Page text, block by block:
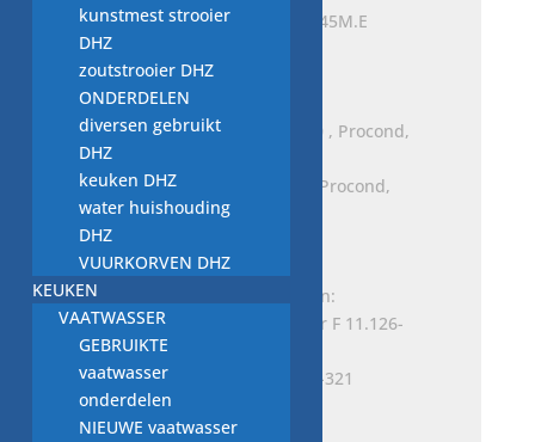
condensator INCO sintex 45M.E
€10,00
condensator 411342410 , Procond,
wasmachine onderdeel
condensator F 11.126-852-321
€10,00
kunstmest strooier
DHZ
zoutstrooier DHZ
ONDERDELEN
diversen gebruikt
DHZ
keuken DHZ
water huishouding
DHZ
VUURKORVEN DHZ
KEUKEN
VAATWASSER
GEBRUIKTE
vaatwasser
onderdelen
NIEUWE vaatwasser